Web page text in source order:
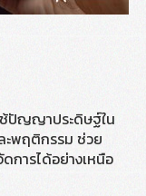
ช้ปัญญาประดิษฐ์ใน
ะพฤติกรรม ช่วย
การได้อย่างเหนือ